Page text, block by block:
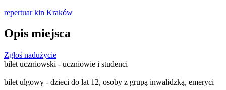
repertuar kin Kraków
Opis miejsca
Zgłoś nadużycie
bilet uczniowski - uczniowie i studenci
bilet ulgowy - dzieci do lat 12, osoby z grupą inwalidzką, emeryci